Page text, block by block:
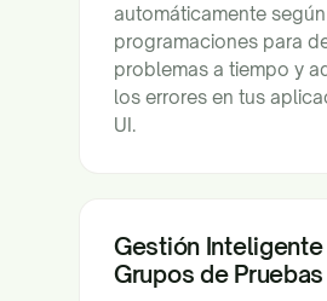
automáticamente según
programaciones para
problemas a tiempo y
los errores en tus
UI.
Gestión
Grupos de Pruebas